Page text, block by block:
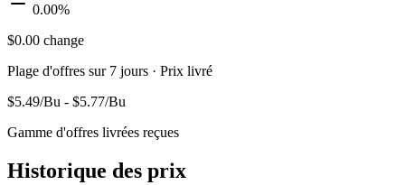
0.00%
$0.00 change
Plage d'offres sur 7 jours · Prix livré
$5.49/Bu - $5.77/Bu
Gamme d'offres livrées reçues
Historique des prix